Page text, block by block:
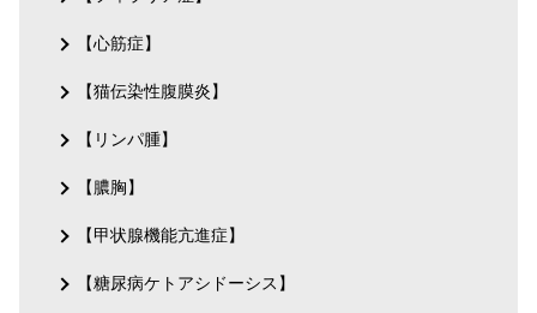
【心筋症】
【猫伝染性腹膜炎】
【リンパ腫】
【膿胸】
【甲状腺機能亢進症】
【糖尿病ケトアシドーシス】